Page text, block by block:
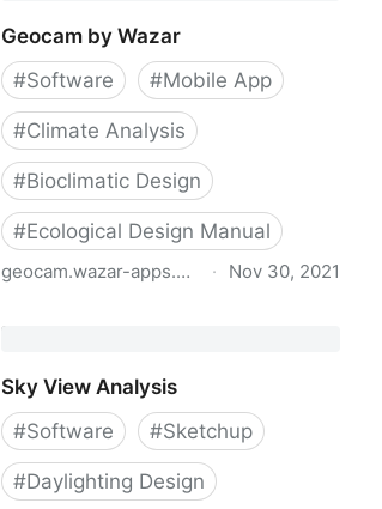
Geocam by Wazar
#Software #Mobile App
#Climate Analysis
#Bioclimatic Design
#Ecological Design Manual
geocam.wazar-apps.com · Nov 30, 2021
Sky View Analysis
#Software #Sketchup
#Daylighting Design